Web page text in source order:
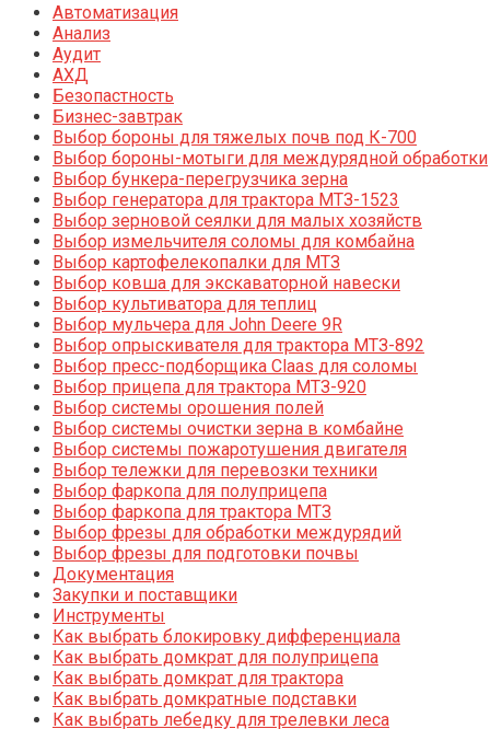
Автоматизация
Анализ
Аудит
АХД
Безопастность
Бизнес-завтрак
Выбор бороны для тяжелых почв под К-700
Выбор бороны-мотыги для междурядной обработки
Выбор бункера-перегрузчика зерна
Выбор генератора для трактора МТЗ-1523
Выбор зерновой сеялки для малых хозяйств
Выбор измельчителя соломы для комбайна
Выбор картофелекопалки для МТЗ
Выбор ковша для экскаваторной навески
Выбор культиватора для теплиц
Выбор мульчера для John Deere 9R
Выбор опрыскивателя для трактора МТЗ-892
Выбор пресс-подборщика Claas для соломы
Выбор прицепа для трактора МТЗ-920
Выбор системы орошения полей
Выбор системы очистки зерна в комбайне
Выбор системы пожаротушения двигателя
Выбор тележки для перевозки техники
Выбор фаркопа для полуприцепа
Выбор фаркопа для трактора МТЗ
Выбор фрезы для обработки междурядий
Выбор фрезы для подготовки почвы
Документация
Закупки и поставщики
Инструменты
Как выбрать блокировку дифференциала
Как выбрать домкрат для полуприцепа
Как выбрать домкрат для трактора
Как выбрать домкратные подставки
Как выбрать лебедку для трелевки леса